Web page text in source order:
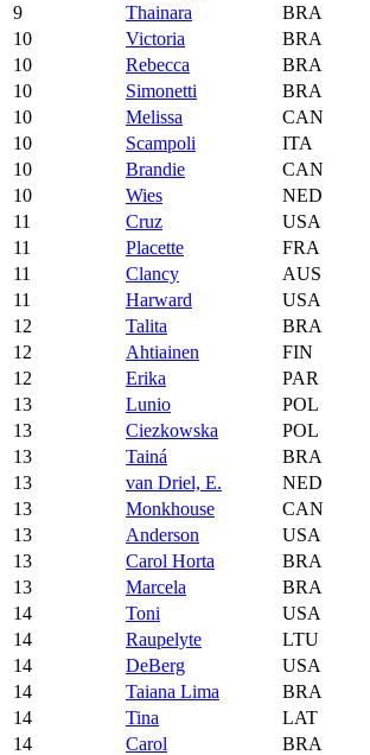
9
Thainara BRA
10
Victoria BRA
10
Rebecca BRA
10
Simonetti BRA
10
Melissa CAN
10
Scampoli ITA
10
Brandie CAN
10
Wies NED
11
Cruz USA
11
Placette FRA
11
Clancy AUS
11
Harward USA
12
Talita BRA
12
Ahtiainen FIN
12
Erika PAR
13
Lunio POL
13
Ciezkowska POL
13
Tainá BRA
13
van Driel, E. NED
13
Monkhouse CAN
13
Anderson USA
13
Carol Horta BRA
13
Marcela BRA
14
Toni USA
14
Raupelyte LTU
14
DeBerg USA
14
Taiana Lima BRA
14
Tina LAT
14
Carol BRA